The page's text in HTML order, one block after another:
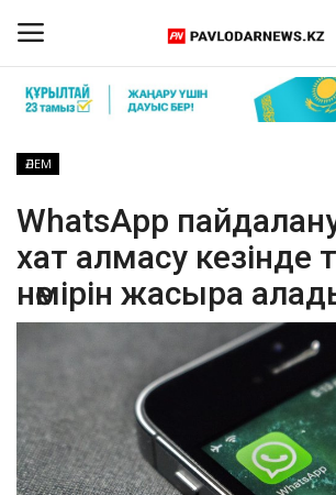
Тіркелу
Бізбен байланыс
ПАВЛОДАР ОБЛЫСЫ
ҚАЗАҚСТАН
ӘЛЕМ
Спорт
ӘЛЕМ
WhatsApp
хат алмасу кезінде
нөмірін жасыра